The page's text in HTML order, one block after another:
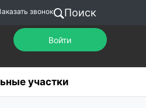
звонок Поиск
Войти
участки